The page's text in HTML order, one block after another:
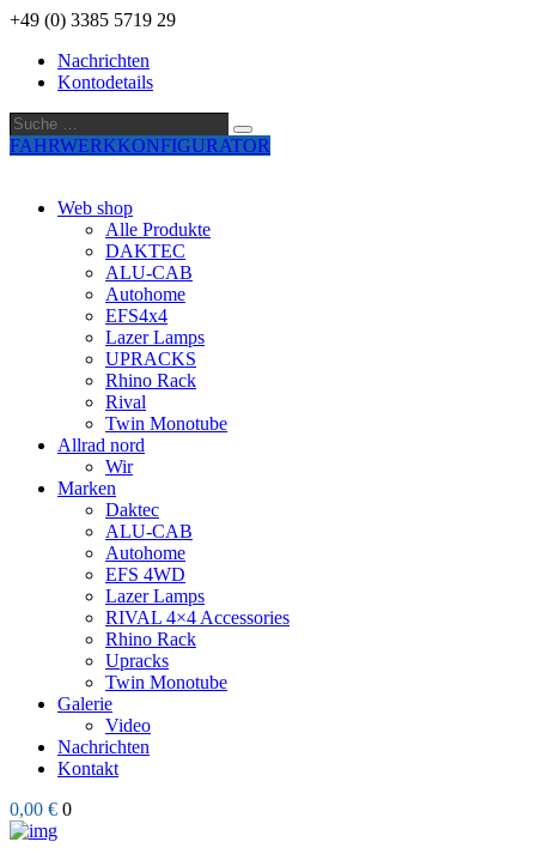
+49 (0) 3385 5719 29
Nachrichten
Kontodetails
Suche
…
Suche
FAHRWERKKONFIGURATOR
Web shop
Alle Produkte
DAKTEC
ALU-CAB
Autohome
EFS4x4
Lazer Lamps
UPRACKS
Rhino Rack
Rival
Twin Monotube
Allrad nord
Wir
Marken
Daktec
ALU-CAB
Autohome
EFS 4WD
Lazer Lamps
RIVAL 4×4 Accessories
Rhino Rack
Upracks
Twin Monotube
Galerie
Video
Nachrichten
Kontakt
0,00 € 0